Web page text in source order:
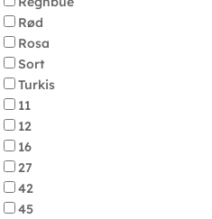
Rød
Rosa
Sort
Turkis
11
12
16
27
42
45